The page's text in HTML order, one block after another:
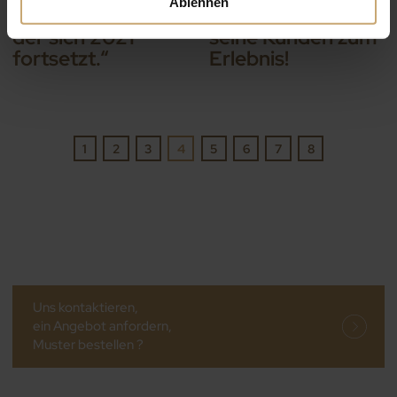
Export. Ein Trend,
der sich 2021
fortsetzt.“
Holzmöbel für
seine Kunden zum
Erlebnis!
1 2 3 4 5 6 7 8
Uns kontaktieren,
ein Angebot anfordern,
Muster bestellen ?